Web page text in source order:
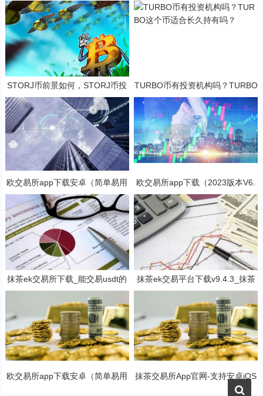
STORJ币前景如何，STORJ币投
资价值深度分析
TURBO币有投资机构吗？TURBO
这个币适合长久持有吗？
欧交易所app下载安卓（简单易用
的数字货币交易app）
欧交易所app下载（2023版本V6.
4.4）_欧交易所安装包
抹茶ek交易所下载_能交易usdt的
抹茶ek平台V6.1.0
抹茶ek交易平台下载v9.4.3_抹茶
交易软件免费下载
欧交易所app下载安卓（简单易用
抹茶交易所App官网-支持安卓iOS